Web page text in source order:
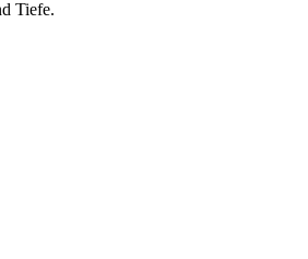
Tiefe.